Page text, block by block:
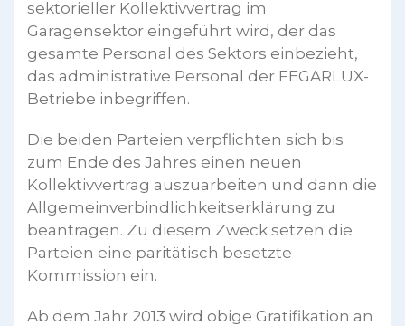
sektorieller Kollektivvertrag im
Garagensektor eingeführt wird, der das
gesamte Personal des Sektors einbezieht,
das administrative Personal der FEGARLUX-
Betriebe inbegriffen.
Die beiden Parteien verpflichten sich bis
zum Ende des Jahres einen neuen
Kollektivvertrag auszuarbeiten und dann die
Allgemeinverbindlichkeitserklärung zu
beantragen. Zu diesem Zweck setzen die
Parteien eine paritätisch besetzte
Kommission ein.
Ab dem Jahr 2013 wird obige Gratifikation an